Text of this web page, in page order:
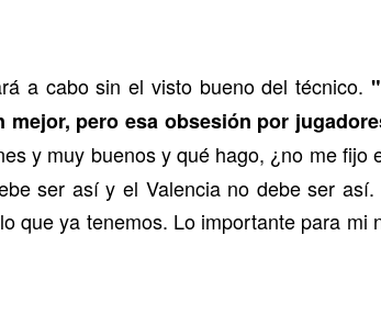
a cabo sin el visto bueno del técnico.
pero esa obsesión por
y muy buenos y qué hago, ¿no me fijo
ser así y el Valencia no debe ser
que ya tenemos. Lo importante para mi